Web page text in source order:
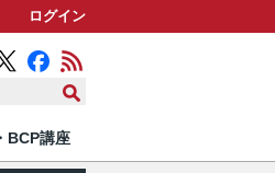
ログイン
BCP講座